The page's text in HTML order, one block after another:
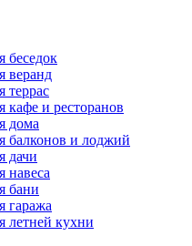
беседок
веранд
террас
кафе и ресторанов
дома
балконов и лоджий
дачи
навеса
бани
гаража
летней кухни